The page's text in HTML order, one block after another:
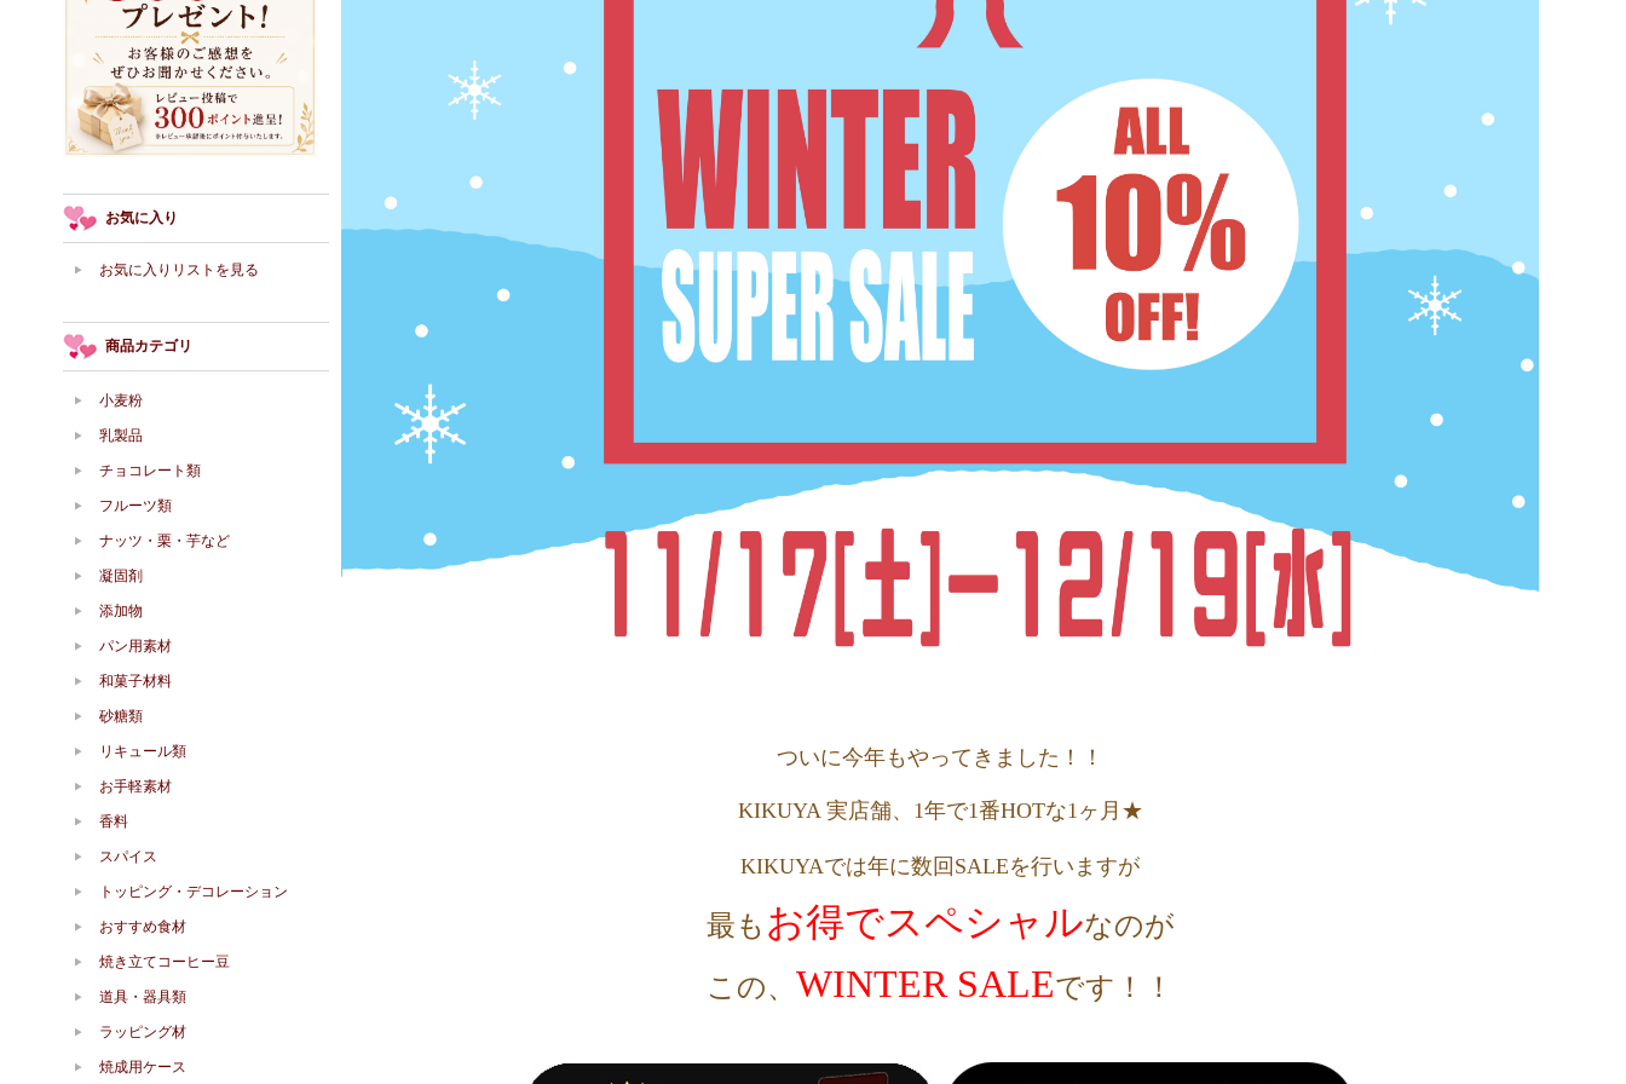
ついに今年もやってきました！！
KIKUYA 実店舗、1年で1番HOTな1ヶ月★
KIKUYAでは年に数回SALEを行いますが
最も お得でスペシャルなのが
この、 WINTER SALEです！！
お気に入り
お気に入りリストを見る
商品カテゴリ
小麦粉
乳製品
チョコレート類
フルーツ類
ナッツ・栗・芋など
凝固剤
添加物
パン用素材
和菓子材料
砂糖類
リキュール類
お手軽素材
香料
スパイス
トッピング・デコレーション
おすすめ食材
焼き立てコーヒー豆
道具・器具類
ラッピング材
焼成用ケース